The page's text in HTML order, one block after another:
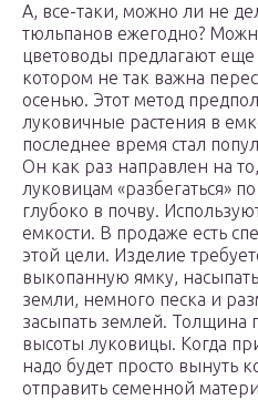
А, все-таки, можно ли не
тюльпанов ежегодно?
цветоводы предлагают
котором не так важна
осенью. Этот метод
луковичные растения в
последнее время стал
Он как раз направлен на
луковицам «разбегаться»
глубоко в почву.
емкости. В продаже есть
этой цели. Изделие
выкопанную ямку,
земли, немного песка и
засыпать землей. Толщина
высоты луковицы. Когда
надо будет просто вынуть
отправить семенной